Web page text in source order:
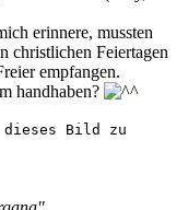
erinnere, mussten
christlichen Feiertagen
empfangen.
handhaben?
Bild zu